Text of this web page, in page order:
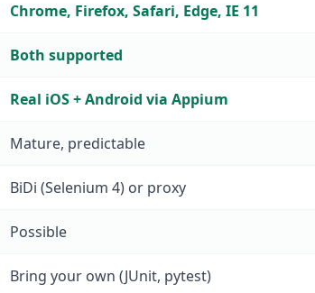
Chrome, Firefox, Safari, Edge, IE 11
Both supported
Real iOS + Android via Appium
Mature, predictable
BiDi (Selenium 4) or proxy
Possible
Bring your own (JUnit, pytest)